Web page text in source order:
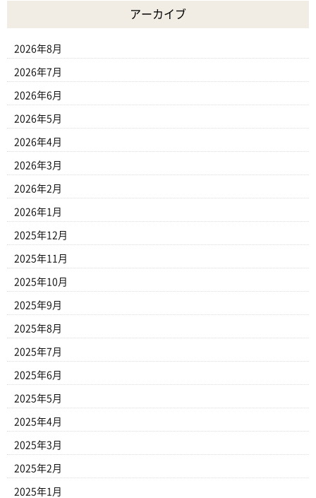
アーカイブ
2026年8月
2026年7月
2026年6月
2026年5月
2026年4月
2026年3月
2026年2月
2026年1月
2025年12月
2025年11月
2025年10月
2025年9月
2025年8月
2025年7月
2025年6月
2025年5月
2025年4月
2025年3月
2025年2月
2025年1月